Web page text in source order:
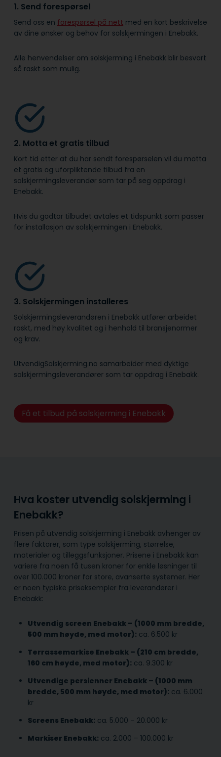
1. Send forespørsel
Send oss en forespørsel på nett med en kort beskrivelse
av dine ønsker og behov for solskjermingen i Enebakk.
Alle henvendelser om solskjerming i Enebakk blir besvart
så raskt som mulig.
2. Motta et gratis tilbud
Kort tid etter at du har sendt forespørselen vil du motta
et gratis og uforpliktende tilbud fra en
solskjermingsleverandør som tar på seg oppdrag i
Enebakk.
Hvis du godtar tilbudet avtales et tidspunkt som passer
for installasjon av solskjermingen i Enebakk.
3. Solskjermingen installeres
Solskjermingsleverandøren i Enebakk utfører arbeidet
raskt, med høy kvalitet og i henhold til bransje­normer
og krav.
UtvendigSolskjerming.no samarbeider med dyktige
solskjermingsleverandører som tar oppdrag i Enebakk.
Få et tilbud på solskjerming i Enebakk
Hva koster utvendig solskjerming i
Enebakk?
Prisen på utvendig solskjerming i Enebakk avhenger av
flere faktorer, som type solskjerming, størrelse,
materialer og tilleggsfunksjoner. Prisene i Enebakk kan
variere fra noen få tusen kroner for enkle løsninger til
over 100.000 kroner for store, avanserte systemer. Her
er noen typiske priseksempler fra leverandører i
Enebakk:
Utvendig screen Enebakk – (1000 mm bredde,
500 mm høyde, med motor): ca. 6.500 kr
Terrassemarkise Enebakk – (210 cm bredde,
160 cm høyde, med motor): ca. 9.300 kr
Utvendige persienner Enebakk – (1000 mm
bredde, 500 mm høyde, med motor): ca. 6.000
kr
Screens Enebakk: ca. 5.000 – 20.000 kr
Markiser Enebakk: ca. 2.000 – 100.000 kr